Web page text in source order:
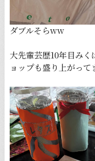
ダブルそらww
大先輩芸歴10年目み
ョップも盛り上がって